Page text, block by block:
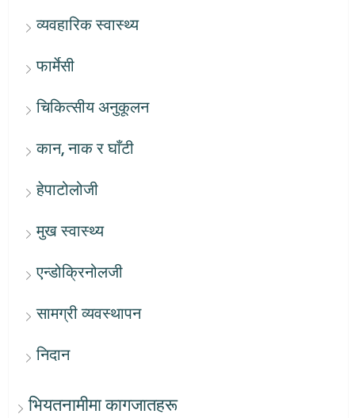
व्यवहारिक स्वास्थ्य
फार्मेसी
चिकित्सीय अनुकूलन
कान, नाक र घाँटी
हेपाटोलोजी
मुख स्वास्थ्य
एन्डोक्रिनोलजी
सामग्री व्यवस्थापन
निदान
भियतनामीमा कागजातहरू